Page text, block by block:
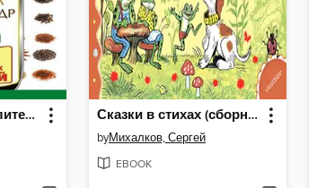
Энциклопедия целительных специй. Имбирь, куркума, кориандр, корица, шафран и еще 100 исцеляющих специй Сказки в стихах (сборник)
byМихалков, Сергей
EBOOK